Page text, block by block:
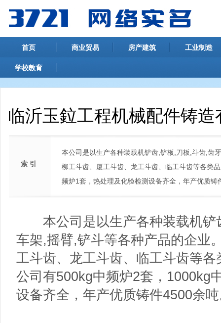
首页 商业贸易 房产建筑 工业制造
学校教育
临沂玉鉝工程机械配件铸造
索 引
本公司是以生产各种装载机铲齿,铲板,刀板,斗齿,齿
柳工斗齿、厦工斗齿、龙工斗齿、临工斗齿等各类
频炉1套，热处理及化验检测设备齐全，年产优质铸
本公司是以生产各种装载机铲
车架,摇臂,铲斗等各种产品的企业
工斗齿、龙工斗齿、临工斗齿等
公司有500kg中频炉2套，1000kg
设备齐全，年产优质铸件4500余